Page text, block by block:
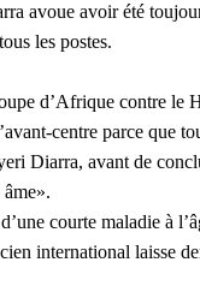
avoue avoir été
les postes.
d’Afrique contre le
centre parce que
Diarra, avant de
courte maladie à
international laisse